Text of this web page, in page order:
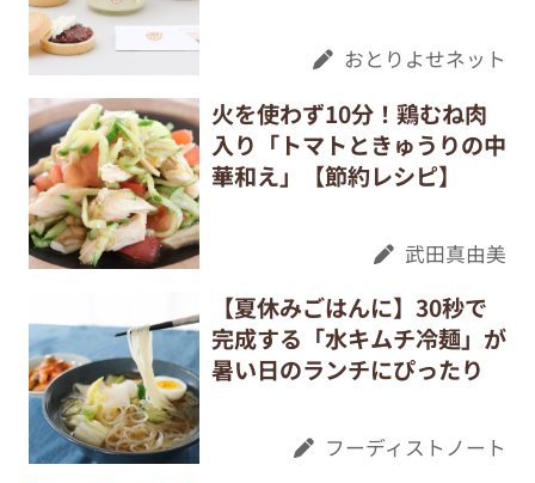
おとりよせネット
火を使わず10分！鶏むね肉
入り「トマトときゅうりの中
華和え」【節約レシピ】
武田真由美
【夏休みごはんに】30秒で
完成する「水キムチ冷麺」が
暑い日のランチにぴったり
フーディストノート